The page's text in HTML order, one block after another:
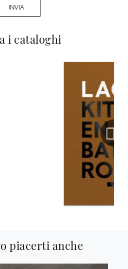
i cataloghi
INVIA
piacerti anche